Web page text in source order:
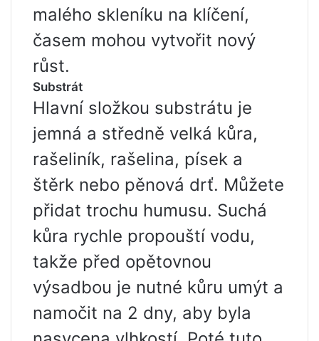
malého skleníku na klíčení,
časem mohou vytvořit nový
růst.
Substrát
Hlavní složkou substrátu je
jemná a středně velká kůra,
rašeliník, rašelina, písek a
štěrk nebo pěnová drť. Můžete
přidat trochu humusu. Suchá
kůra rychle propouští vodu,
takže před opětovnou
výsadbou je nutné kůru umýt a
namočit na 2 dny, aby byla